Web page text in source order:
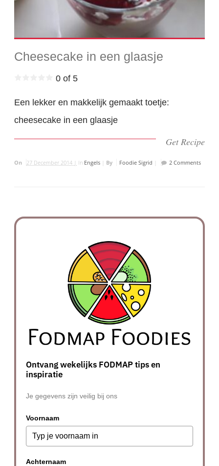
Cheesecake in een glaasje
0 of 5
Een lekker en makkelijk gemaakt toetje:
cheesecake in een glaasje
Get Recipe
On 27 December 2014 | In Engels By Foodie Sigrid 2 Comments
Ontvang wekelijks FODMAP tips en
inspiratie
Je gegevens zijn veilig bij ons
Voornaam
Achternaam